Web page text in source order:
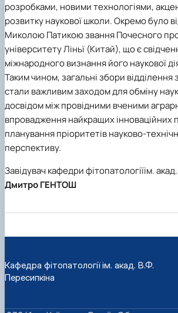
розробками, новими технологіями,
розвитку наукової школи. Окремо було
Миколою Патикою звання Почесного
університету Ліньї (Китай), що є
міжнародного визнання його наукової
Таким чином, загальні збори
стали важливим заходом для обміну
досвідом між провідними вченими
впровадження найкращих інноваційних
планування пріоритетів науково-
перспективу.
Завідувач кафедри фітопатологіїім.
Дмитро ГЕНТОШ
Кафедра фітопатології ім. акад. В.Ф.
Пересипкіна